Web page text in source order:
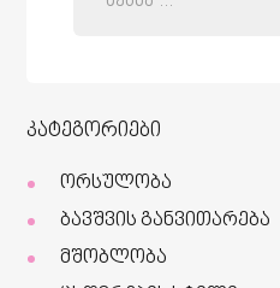
კატეგორიები
ორსულობა
ბავშვის განვითარება
მშობლობა